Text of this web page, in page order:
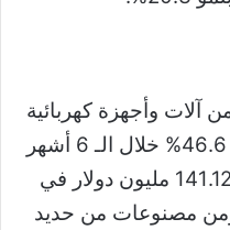
وأجهزة كهربائية
وأجزاؤها إلى السعودية بنسبة 46.6% خلال الـ 6 أشهر
الأولى من العام الجاري لتبلغ 141.12 مليون دولار في
دولار، ومن مصنوعات من حديد